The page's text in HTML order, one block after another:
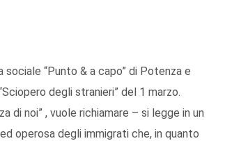
sociale “Punto & a capo” di Potenza e
degli stranieri” del 1 marzo.
di noi” , vuole richiamare – si legge in un
operosa degli immigrati che, in quanto